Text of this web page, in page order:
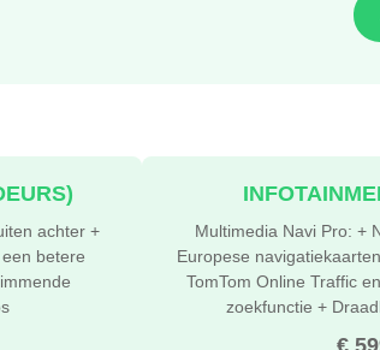
achter +
betere
€
Multimedia Navi Pro: +
Europese
TomTom Online Traffic
zoekfunctie +